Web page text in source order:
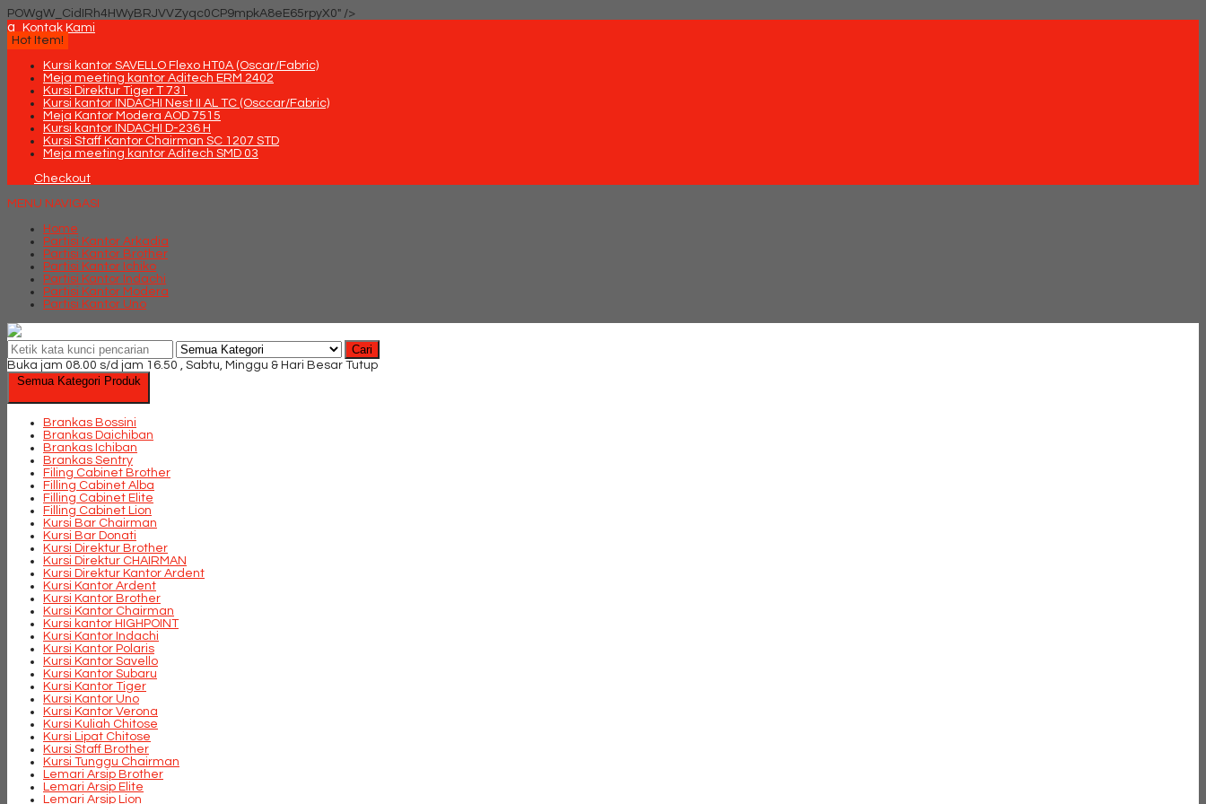
POWgW_CidIRh4HWyBRJVVZyqc0CP9mpkA8eE65rpyX0" />
q
Kontak Kami
Hot Item!
Kursi kantor SAVELLO Flexo HT0A (Oscar/Fabric)
Meja meeting kantor Aditech ERM 2402
Kursi Direktur Tiger T 731
Kursi kantor INDACHI Nest II AL TC (Osccar/Fabric)
Meja Kantor Modera AOD 7515
Kursi kantor INDACHI D-236 H
Kursi Staff Kantor Chairman SC 1207 STD
Meja meeting kantor Aditech SMD 03
Checkout
MENU NAVIGASI
Home
Partisi Kantor Arkadia
Partisi Kantor Brother
Partisi Kantor Ichiko
Partisi Kantor Indachi
Partisi Kantor Modera
Partisi Kantor Uno
Cari
Buka jam 08.00 s/d jam 16.50 , Sabtu, Minggu & Hari Besar Tutup
Semua Kategori Produk
Brankas Bossini
Brankas Daichiban
Brankas Ichiban
Brankas Sentry
Filing Cabinet Brother
Filling Cabinet Alba
Filling Cabinet Elite
Filling Cabinet Lion
Kursi Bar Chairman
Kursi Bar Donati
Kursi Direktur Brother
Kursi Direktur CHAIRMAN
Kursi Direktur Kantor Ardent
Kursi Kantor Ardent
Kursi Kantor Brother
Kursi Kantor Chairman
Kursi kantor HIGHPOINT
Kursi Kantor Indachi
Kursi Kantor Polaris
Kursi Kantor Savello
Kursi Kantor Subaru
Kursi Kantor Tiger
Kursi Kantor Uno
Kursi Kantor Verona
Kursi Kuliah Chitose
Kursi Lipat Chitose
Kursi Staff Brother
Kursi Tunggu Chairman
Lemari Arsip Brother
Lemari Arsip Elite
Lemari Arsip Lion